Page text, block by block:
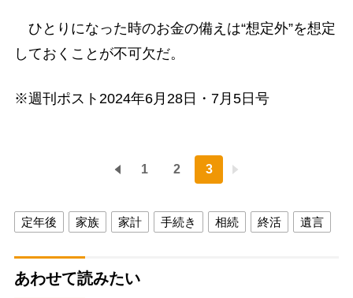
ひとりになった時のお金の備えは“想定外”を想定
しておくことが不可欠だ。
※週刊ポスト2024年6月28日・7月5日号
1 2 3
定年後 家族 家計 手続き 相続 終活 遺言
あわせて読みたい